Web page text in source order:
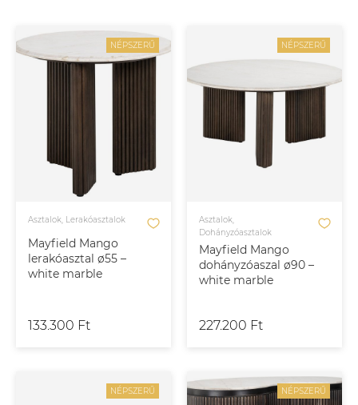
NÉPSZERŰ
Mayfield Mango
lerakóasztal ø55 –
white marble
Asztalok, Lerakóasztalok
133.300 Ft
NÉPSZERŰ
Mayfield Mango
dohányzóaszal ø90 –
white marble
Asztalok,
Dohányzóasztalok
227.200 Ft
NÉPSZERŰ NÉPSZERŰ